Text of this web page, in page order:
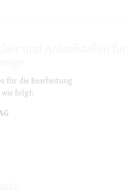
für die Bearbeitung
folgt: